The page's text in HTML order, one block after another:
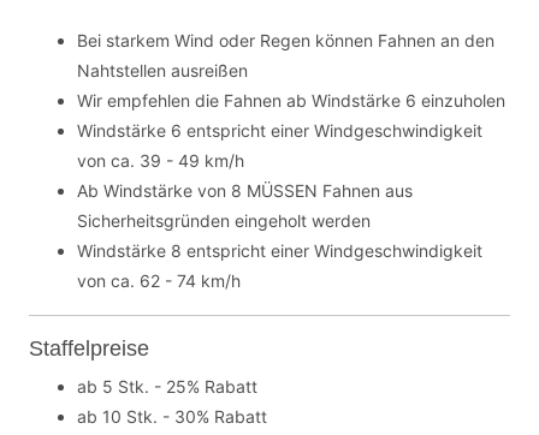
Bei starkem Wind oder Regen können Fahnen an den
Nahtstellen ausreißen
Wir empfehlen die Fahnen ab Windstärke 6 einzuholen
Windstärke 6 entspricht einer Windgeschwindigkeit
von ca. 39 - 49 km/h
Ab Windstärke von 8 MÜSSEN Fahnen aus
Sicherheitsgründen eingeholt werden
Windstärke 8 entspricht einer Windgeschwindigkeit
von ca. 62 - 74 km/h
Staffelpreise
ab 5 Stk. - 25% Rabatt
ab 10 Stk. - 30% Rabatt